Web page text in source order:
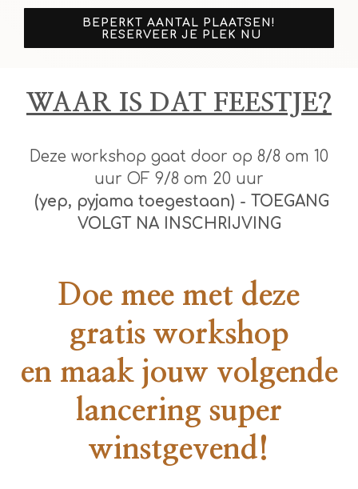
BEPERKT AANTAL PLAATSEN!
RESERVEER JE PLEK NU
WAAR IS DAT FEESTJE?
Deze workshop gaat door op 8/8 om 10
uur OF 9/8 om 20 uur
(yep, pyjama toegestaan) - TOEGANG
VOLGT NA INSCHRIJVING
Doe mee met deze
gratis workshop
en maak jouw volgende
lancering super
winstgevend!